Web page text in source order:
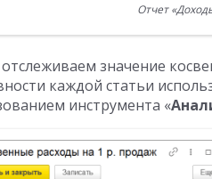
Отчет
значение
каждой статьи
инструмента «